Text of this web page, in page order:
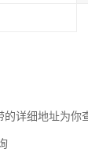
详细地址为